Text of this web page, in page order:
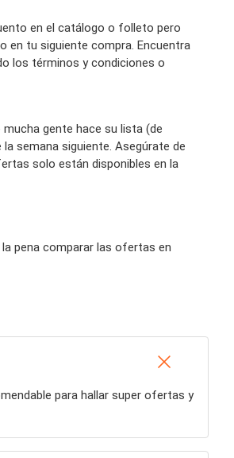
en el catálogo o folleto pero
en tu siguiente compra. Encuentra
los términos y condiciones o
gente hace su lista (de
semana siguiente. Asegúrate de
solo están disponibles en la
pena comparar las ofertas en
para hallar super ofertas y